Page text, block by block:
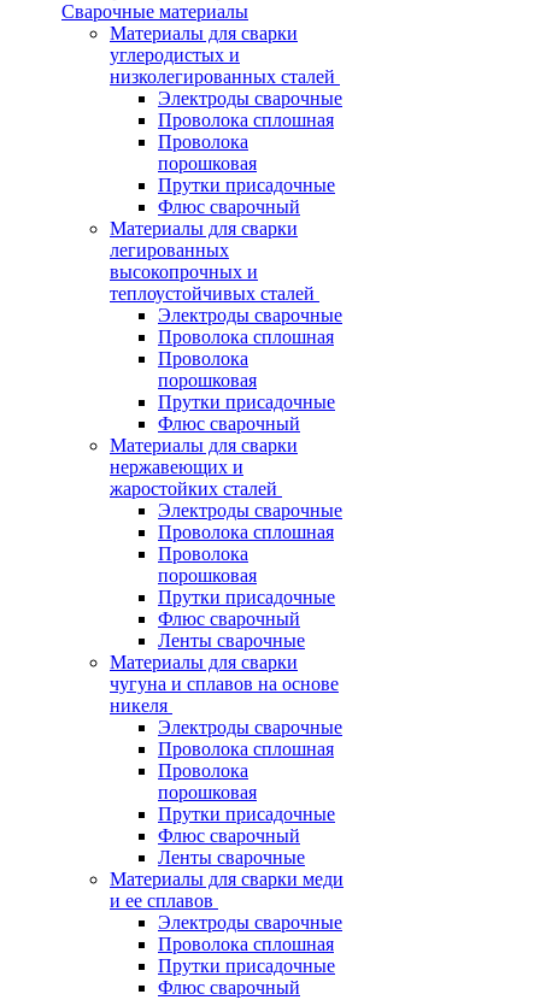
Сварочные материалы
Материалы для сварки
углеродистых и
низколегированных сталей
Электроды сварочные
Проволока сплошная
Проволока
порошковая
Прутки присадочные
Флюс сварочный
Материалы для сварки
легированных
высокопрочных и
теплоустойчивых сталей
Электроды сварочные
Проволока сплошная
Проволока
порошковая
Прутки присадочные
Флюс сварочный
Материалы для сварки
нержавеющих и
жаростойких сталей
Электроды сварочные
Проволока сплошная
Проволока
порошковая
Прутки присадочные
Флюс сварочный
Ленты сварочные
Материалы для сварки
чугуна и сплавов на основе
никеля
Электроды сварочные
Проволока сплошная
Проволока
порошковая
Прутки присадочные
Флюс сварочный
Ленты сварочные
Материалы для сварки меди
и ее сплавов
Электроды сварочные
Проволока сплошная
Прутки присадочные
Флюс сварочный